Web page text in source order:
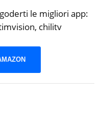
le migliori app:
chilitv